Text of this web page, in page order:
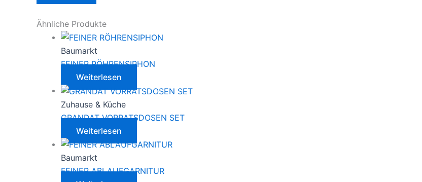
Ähnliche Produkte
Baumarkt
FEINER RÖHRENSIPHON
Weiterlesen
Zuhause & Küche
GRANDAT VORRATSDOSEN SET
Weiterlesen
Baumarkt
FEINER ABLAUFGARNITUR